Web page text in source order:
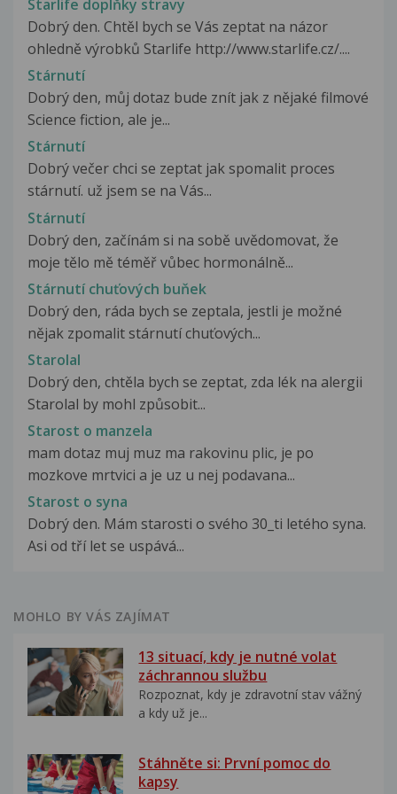
Starlife doplňky stravy
Dobrý den. Chtěl bych se Vás zeptat na názor
ohledně výrobků Starlife http://www.starlife.cz/....
Stárnutí
Dobrý den, můj dotaz bude znít jak z nějaké filmové
Science fiction, ale je...
Stárnutí
Dobrý večer chci se zeptat jak spomalit proces
stárnutí. už jsem se na Vás...
Stárnutí
Dobrý den, začínám si na sobě uvědomovat, že
moje tělo mě téměř vůbec hormonálně...
Stárnutí chuťových buňek
Dobrý den, ráda bych se zeptala, jestli je možné
nějak zpomalit stárnutí chuťových...
Starolal
Dobrý den, chtěla bych se zeptat, zda lék na alergii
Starolal by mohl způsobit...
Starost o manzela
mam dotaz muj muz ma rakovinu plic, je po
mozkove mrtvici a je uz u nej podavana...
Starost o syna
Dobrý den. Mám starosti o svého 30_ti letého syna.
Asi od tří let se uspává...
MOHLO BY VÁS ZAJÍMAT
13 situací, kdy je nutné volat
záchrannou službu
Rozpoznat, kdy je zdravotní stav vážný
a kdy už je...
Stáhněte si: První pomoc do
kapsy